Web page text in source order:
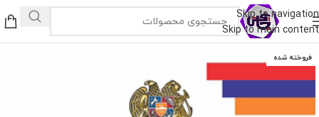
Skip to navigation
Skip to main content
فروخته شده